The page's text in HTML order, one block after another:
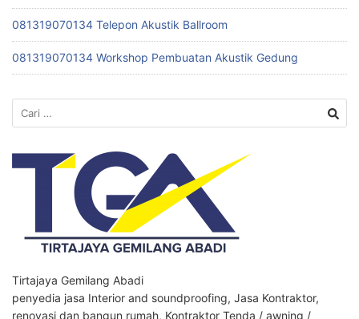
081319070134 Telepon Akustik Ballroom
081319070134 Workshop Pembuatan Akustik Gedung
Cari
untuk:
Tirtajaya Gemilang Abadi
penyedia jasa Interior and soundproofing, Jasa Kontraktor,
renovasi dan bangun rumah, Kontraktor Tenda / awning /